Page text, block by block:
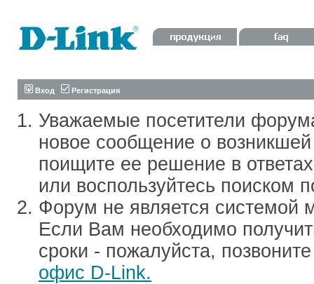
Вход Регистрация
Уважаемые посетители
новое сообщение о
поищите ее решение в
или воспользуйтесь поиском
Форум не является системой
Если Вам необходимо
сроки - пожалуйста,
офис D-Link.